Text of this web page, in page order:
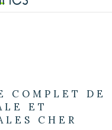
NOS BIENS
TERRES ET
COMPLET DE
ET
CHER